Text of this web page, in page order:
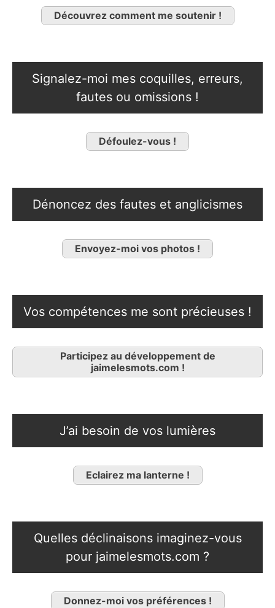
Découvrez comment me soutenir !
Signalez-moi mes coquilles, erreurs,
fautes ou omissions !
Défoulez-vous !
Dénoncez des fautes et anglicismes
Envoyez-moi vos photos !
Vos compétences me sont précieuses !
Participez au développement de
jaimelesmots.com !
J’ai besoin de vos lumières
Eclairez ma lanterne !
Quelles déclinaisons imaginez-vous
pour jaimelesmots.com ?
Donnez-moi vos préférences !